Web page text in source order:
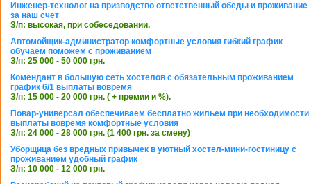
Инженер-технолог на призводство ответственный обеды и проживание
за наш счет
З/п: высокая, при собеседовании.
Автомойщик-администратор комфортные условия гибкий график
обучаем поможем с проживанием
З/п: 25 000 - 50 000 грн.
Комендант в большую сеть хостелов с обязательным проживанием
график 6/1 выплаты вовремя
З/п: 15 000 - 20 000 грн. ( + премии и %).
Повар-универсал обеспечиваем бесплатно жильем при необходимости
выплаты вовремя комфортные условия
З/п: 24 000 - 28 000 грн. (1 400 грн. за смену)
Уборщица без вредных привычек в уютный хостел-мини-гостиницу с
проживанием удобный график
З/п: 10 000 - 12 000 грн.